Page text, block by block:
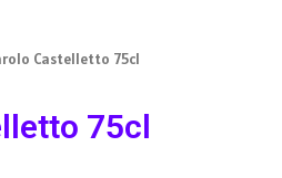
Castelletto 75cl
75cl